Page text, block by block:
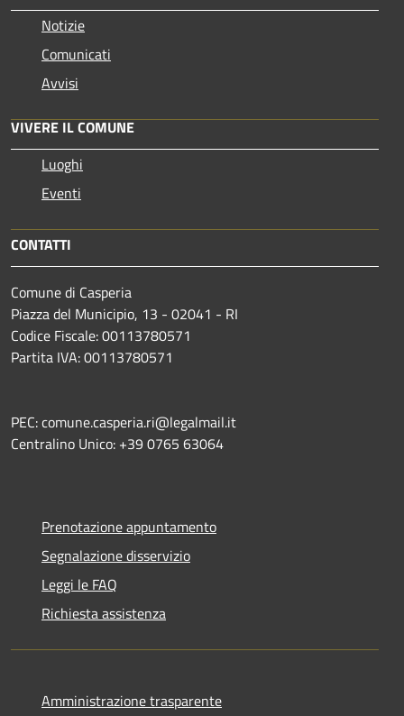
Notizie
Comunicati
Avvisi
VIVERE IL COMUNE
Luoghi
Eventi
CONTATTI
Comune di Casperia
Piazza del Municipio, 13 - 02041 - RI
Codice Fiscale: 00113780571
Partita IVA: 00113780571
PEC: comune.casperia.ri@legalmail.it
Centralino Unico: +39 0765 63064
Prenotazione appuntamento
Segnalazione disservizio
Leggi le FAQ
Richiesta assistenza
Amministrazione trasparente